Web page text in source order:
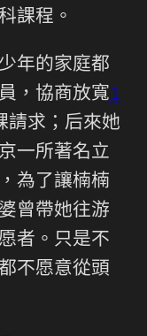
課程。
年的家庭都
，協商放寬1
請求；后來她
一所著名立
為了讓楠楠
曾帶她往游
者。只是不
不愿意從頭